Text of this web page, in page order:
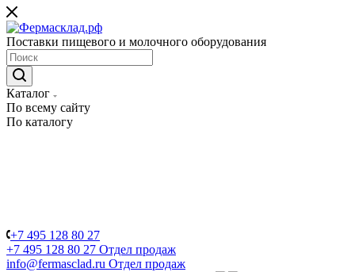
Поставки пищевого и молочного оборудования
Каталог
По всему сайту
По каталогу
+7 495 128 80 27
+7 495 128 80 27 Отдел продаж
info@fermasclad.ru Отдел продаж